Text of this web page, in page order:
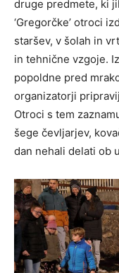
druge predmete, ki
‘Gregorčke’ otroci
staršev, v šolah in
in tehnične vzgoje.
popoldne pred
organizatorji
Otroci s tem
šege čevljarjev,
dan nehali delati ob